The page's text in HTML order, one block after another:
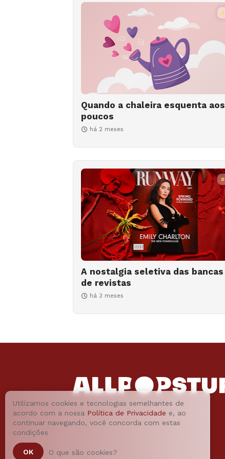
Quando a chaleira esquenta aos
poucos
há 2 meses
A nostalgia seletiva das bancas
de revistas
há 3 meses
Utilizamos cookies e tecnologias semelhantes de
acordo com a nossa Política de Privacidade e, ao
continuar navegando, você concorda com estas
condições
OK O que são cookies?